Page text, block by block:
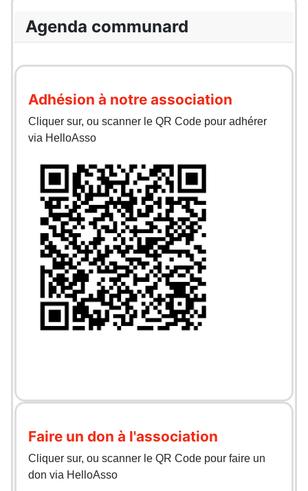
Agenda communard
Adhésion à notre association
Cliquer sur, ou scanner le QR Code pour adhérer
via HelloAsso
Faire un don à l'association
Cliquer sur, ou scanner le QR Code pour faire un
don via HelloAsso